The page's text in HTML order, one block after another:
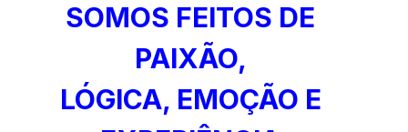
SOMOS FEITOS DE
PAIXÃO,
LÓGICA, EMOÇÃO E